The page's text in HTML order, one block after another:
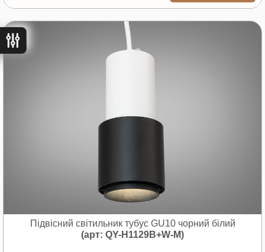
Підвісний світильник тубус GU10 чорний білий
(арт: QY-H1129B+W-M)